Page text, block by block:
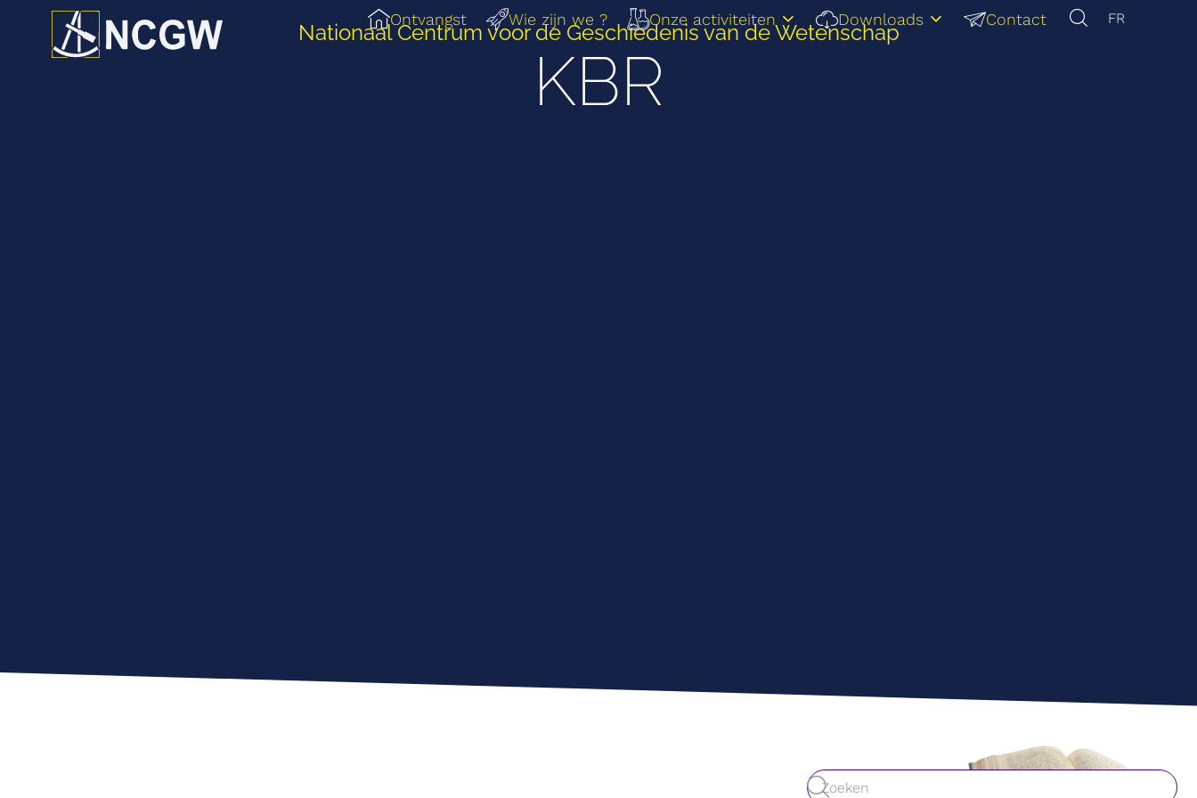
Ontvangst Wie zijn we ? Onze activiteiten Downloads Contact FR
Nationaal Centrum voor de Geschiedenis van de Wetenschap
KBR